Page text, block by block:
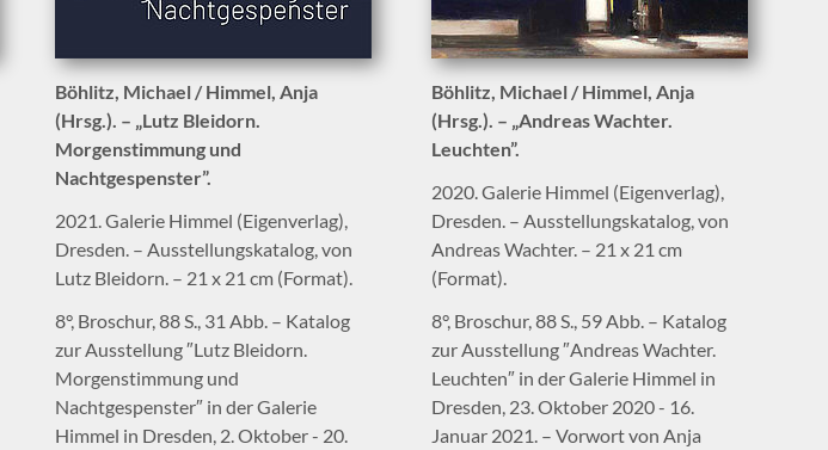
Böhlitz, Michael / Himmel, Anja
(Hrsg.). – „Lutz Bleidorn.
Morgenstimmung und
Nachtgespenster”.
2021. Galerie Himmel (Eigenverlag),
Dresden. – Ausstellungskatalog, von
Lutz Bleidorn. – 21 x 21 cm (Format).
8°, Broschur, 88 S., 31 Abb. – Katalog
zur Ausstellung ″Lutz Bleidorn.
Morgenstimmung und
Nachtgespenster″ in der Galerie
Himmel in Dresden, 2. Oktober - 20.
Böhlitz, Michael / Himmel, Anja
(Hrsg.). – „Andreas Wachter.
Leuchten”.
2020. Galerie Himmel (Eigenverlag),
Dresden. – Ausstellungskatalog, von
Andreas Wachter. – 21 x 21 cm
(Format).
8°, Broschur, 88 S., 59 Abb. – Katalog
zur Ausstellung ″Andreas Wachter.
Leuchten″ in der Galerie Himmel in
Dresden, 23. Oktober 2020 - 16.
Januar 2021. – Vorwort von Anja